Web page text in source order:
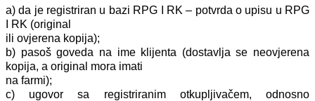
a) da je registriran u bazi RPG I RK – potvrda o upisu u RPG
I RK (original
ili ovjerena kopija);
b) pasoš goveda na ime klijenta (dostavlja se neovjerena
kopija, a original mora imati
na farmi);
c) ugovor sa registriranim otkupljivačem, odnosno